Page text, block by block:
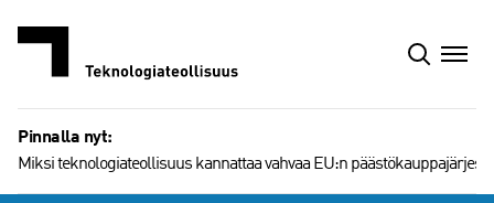
Pinnalla nyt:
Miksi teknologiateollisuus kannattaa vahvaa EU:n